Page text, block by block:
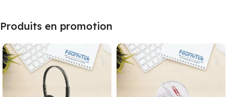
Produits en promotion